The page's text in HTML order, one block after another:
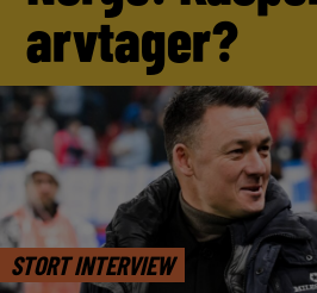
arvtager?
STORT INTERVIEW